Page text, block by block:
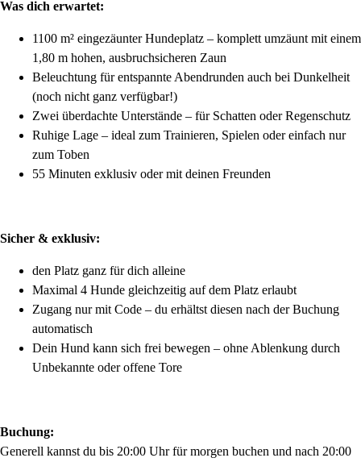
Was dich erwartet:
1100 m² eingezäunter Hundeplatz – komplett umzäunt mit einem
1,80 m hohen, ausbruchsicheren Zaun
Beleuchtung für entspannte Abendrunden auch bei Dunkelheit
(noch nicht ganz verfügbar!)
Zwei überdachte Unterstände – für Schatten oder Regenschutz
Ruhige Lage – ideal zum Trainieren, Spielen oder einfach nur
zum Toben
55 Minuten exklusiv oder mit deinen Freunden
Sicher & exklusiv:
den Platz ganz für dich alleine
Maximal 4 Hunde gleichzeitig auf dem Platz erlaubt
Zugang nur mit Code – du erhältst diesen nach der Buchung
automatisch
Dein Hund kann sich frei bewegen – ohne Ablenkung durch
Unbekannte oder offene Tore
Buchung:
Generell kannst du bis 20:00 Uhr für morgen buchen und nach 20:00